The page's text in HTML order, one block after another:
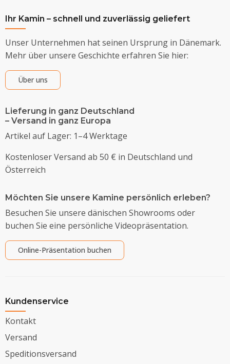
Ihr Kamin – schnell und zuverlässig geliefert
Unser Unternehmen hat seinen Ursprung in Dänemark.
Mehr über unsere Geschichte erfahren Sie hier:
Über uns
Lieferung in ganz Deutschland
– Versand in ganz Europa
Artikel auf Lager: 1–4 Werktage
Kostenloser Versand ab 50 € in Deutschland und
Österreich
Möchten Sie unsere Kamine persönlich erleben?
Besuchen Sie unsere dänischen Showrooms oder
buchen Sie eine persönliche Videopräsentation.
Online-Präsentation buchen
Kundenservice
Kontakt
Versand
Speditionsversand